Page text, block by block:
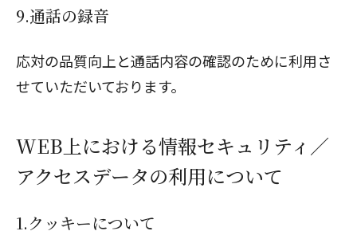
9.通話の録音
応対の品質向上と通話内容の確認のために利用さ
せていただいております。
WEB上における情報セキュリティ／
アクセスデータの利用について
1.クッキーについて